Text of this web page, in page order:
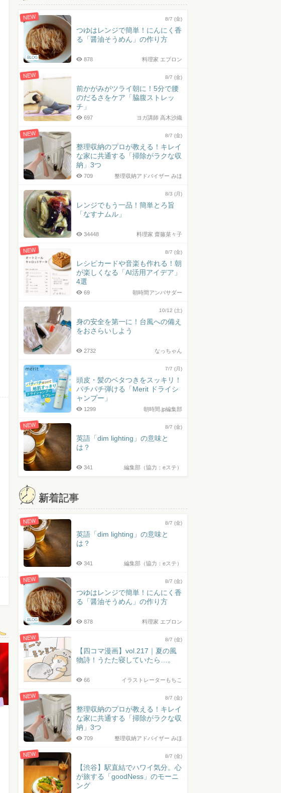
NEW
BLOG
8/7 (金)
つゆはレンジで簡単！にんにく香
る「醤油そうめん」の作り方
料理家 エプロン
878
NEW 8/7 (金)
前かがみがツライ朝に！5分で腰
のだるさをケア「脇腹ストレッ
チ」
ヨガ講師 高木沙織
697
NEW 8/7 (金)
整理収納のプロが教える！キレイ
な家に共通する「掃除がラクな収
納」3つ
整理収納アドバイザー みほ
709
8/3 (月)
レンジでもう一品！簡単とろ旨
「なすナムル」
料理家 齋藤菜々子
34448
NEW 8/7 (金)
レシピカードや音楽も作れる！朝
が楽しくなる「AI活用アイデア」
4選
朝時間アンバサダー
69
10/12 (土)
身の安全を第一に！台風への備え
をおさらいしよう
なっちゃん
2732
7/7 (月)
頭皮・髪のベタつきをスッキリ！
パチパチ弾ける「Merit ドライシ
ャンプー」
朝時間.jp編集部
1299
NEW 8/7 (金)
英語「dim lighting」の意味と
は？
編集部（協力：eステ）
341
新着記事
NEW 8/7 (金)
英語「dim lighting」の意味と
は？
編集部（協力：eステ）
341
NEW
BLOG
8/7 (金)
つゆはレンジで簡単！にんにく香
る「醤油そうめん」の作り方
料理家 エプロン
878
NEW 8/7 (金)
【四コマ漫画】vol.217｜夏の風
物詩！うたた寝していたら…。
イラストレーターもちこ
66
NEW 8/7 (金)
整理収納のプロが教える！キレイ
な家に共通する「掃除がラクな収
納」3つ
整理収納アドバイザー みほ
709
NEW 8/7 (金)
【渋谷】駅直結でハワイ気分。心
が旅する「goodNess」のモーニ
ング